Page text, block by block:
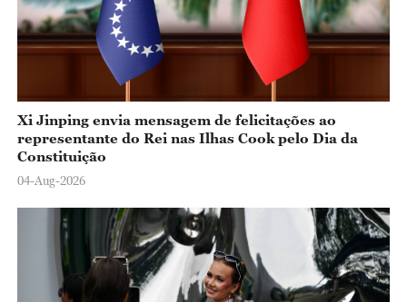
Xi Jinping envia mensagem de felicitações ao
representante do Rei nas Ilhas Cook pelo Dia da
Constituição
04-Aug-2026